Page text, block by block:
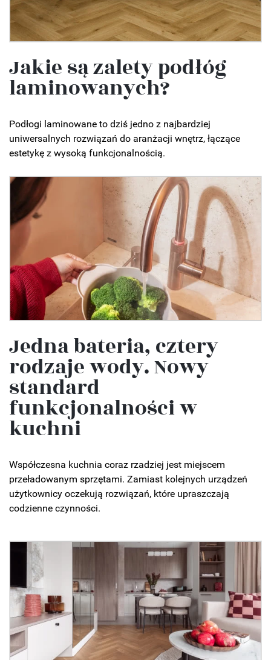
Jakie są zalety podłóg
laminowanych?
Podłogi laminowane to dziś jedno z najbardziej
uniwersalnych rozwiązań do aranżacji wnętrz, łączące
estetykę z wysoką funkcjonalnością.
Jedna bateria, cztery
rodzaje wody. Nowy
standard
funkcjonalności w
kuchni
Współczesna kuchnia coraz rzadziej jest miejscem
przeładowanym sprzętami. Zamiast kolejnych urządzeń
użytkownicy oczekują rozwiązań, które upraszczają
codzienne czynności.